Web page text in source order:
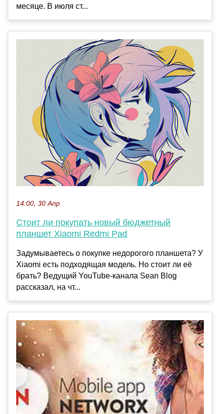
месяце. В июля ст...
14:00, 30 Апр
Стоит ли покупать новый бюджетный
планшет Xiaomi Redmi Pad
Задумываетесь о покупке недорогого планшета? У
Xiaomi есть подходящая модель. Но стоит ли её
брать? Ведущий YouTube-канала Sean Blog
рассказал, на чт...